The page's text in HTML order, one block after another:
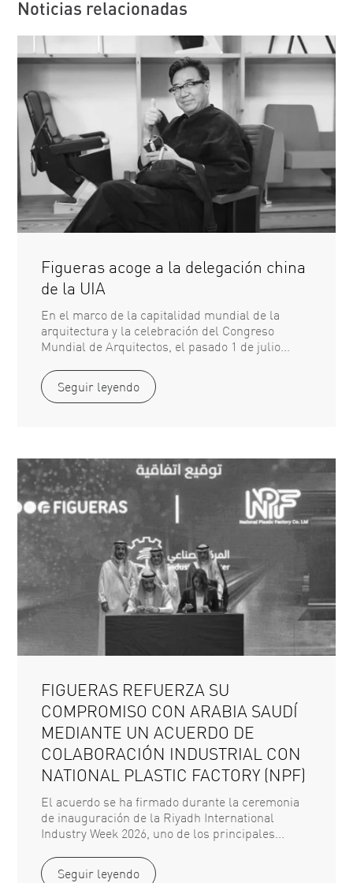
Noticias relacionadas
Figueras acoge a la delegación china
de la UIA
En el marco de la capitalidad mundial de la
arquitectura y la celebración del Congreso
Mundial de Arquitectos, el pasado 1 de julio...
Seguir leyendo
FIGUERAS REFUERZA SU
COMPROMISO CON ARABIA SAUDÍ
MEDIANTE UN ACUERDO DE
COLABORACIÓN INDUSTRIAL CON
NATIONAL PLASTIC FACTORY (NPF)
El acuerdo se ha firmado durante la ceremonia
de inauguración de la Riyadh International
Industry Week 2026, uno de los principales...
Seguir leyendo